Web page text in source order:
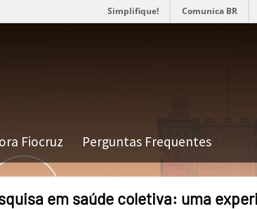
Simplifique! Comunica BR
Fiocruz Perguntas Frequentes
em saúde coletiva: uma